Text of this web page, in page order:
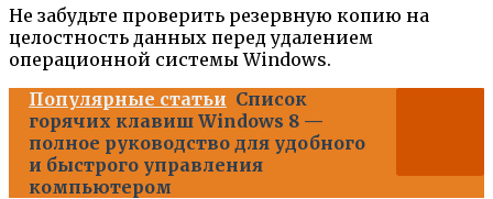
Не забудьте проверить резервную копию на
целостность данных перед удалением
операционной системы Windows.
Популярные статьи Список
горячих клавиш Windows 8 —
полное руководство для удобного
и быстрого управления
компьютером